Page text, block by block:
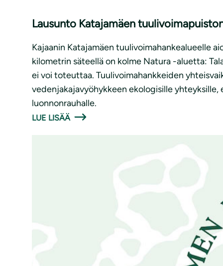
Lausunto Katajamäen
Kajaanin Katajamäen tuulivoimahankealueelle
kilometrin säteellä on kolme Natura -aluetta:
ei voi toteuttaa. Tuulivoimahankkeiden
vedenjakajavyöhykkeen ekologisille
luonnonrauhalle.
LUE LISÄÄ